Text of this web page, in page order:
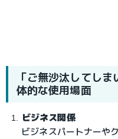
「ご無沙汰してし
体的な使用場面
ビジネス関係
ビジネスパートナーや